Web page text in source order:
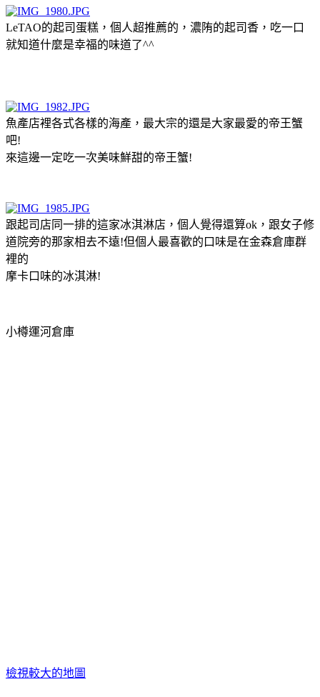
LeTAO的起司蛋糕，個人超推薦的，濃陏的起司香，吃一口
就知道什麼是幸福的味道了^^
魚產店裡各式各樣的海產，最大宗的還是大家最愛的帝王蟹
吧!
來這邊一定吃一次美味鮮甜的帝王蟹!
跟起司店同一排的這家冰淇淋店，個人覺得還算ok，跟女子修
道院旁的那家相去不遠!但個人最喜歡的口味是在金森倉庫群
裡的
摩卡口味的冰淇淋!
小樽運河倉庫
檢視較大的地圖